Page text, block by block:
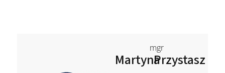
mgr
MartynaPrzystasz